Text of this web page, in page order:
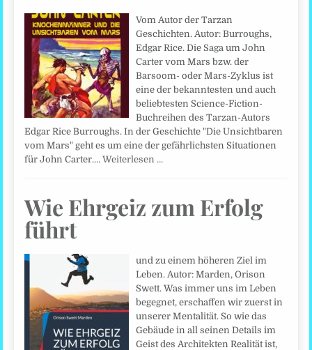
Vom Autor der Tarzan
Geschichten. Autor: Burroughs,
Edgar Rice. Die Saga um John
Carter vom Mars bzw. der
Barsoom- oder Mars-Zyklus ist
eine der bekanntesten und auch
beliebtesten Science-Fiction-
Buchreihen des Tarzan-Autors
Edgar Rice Burroughs. In der Geschichte "Die Unsichtbaren
vom Mars" geht es um eine der gefährlichsten Situationen
für John Carter.…Weiterlesen …
Wie Ehrgeiz zum Erfolg
führt
und zu einem höheren Ziel im
Leben. Autor: Marden, Orison
Swett. Was immer uns im Leben
begegnet, erschaffen wir zuerst in
unserer Mentalität. So wie das
Gebäude in all seinen Details im
Geist des Architekten Realität ist,